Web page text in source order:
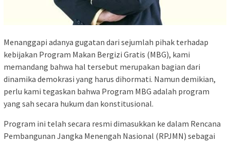
Menanggapi adanya gugatan dari sejumlah pihak terhadap
kebijakan Program Makan Bergizi Gratis (MBG), kami
memandang bahwa hal tersebut merupakan bagian dari
dinamika demokrasi yang harus dihormati. Namun demikian,
perlu kami tegaskan bahwa Program MBG adalah program
yang sah secara hukum dan konstitusional.
Program ini telah secara resmi dimasukkan ke dalam Rencana
Pembangunan Jangka Menengah Nasional (RPJMN) sebagai